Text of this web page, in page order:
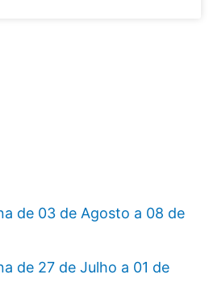
de 03 de Agosto a 08 de
de 27 de Julho a 01 de